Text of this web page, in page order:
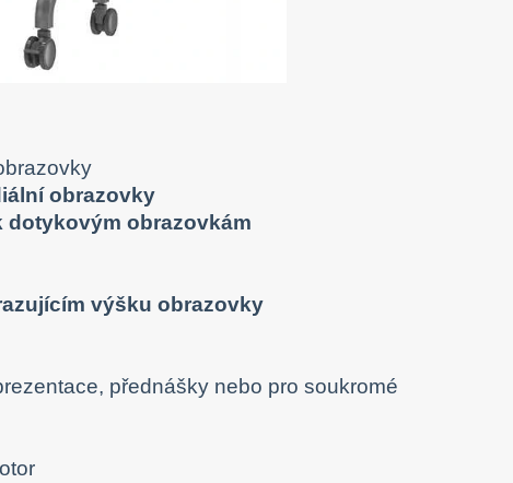
obrazovky
dotykovým obrazovkám
výšku obrazovky
přednášky nebo pro soukromé